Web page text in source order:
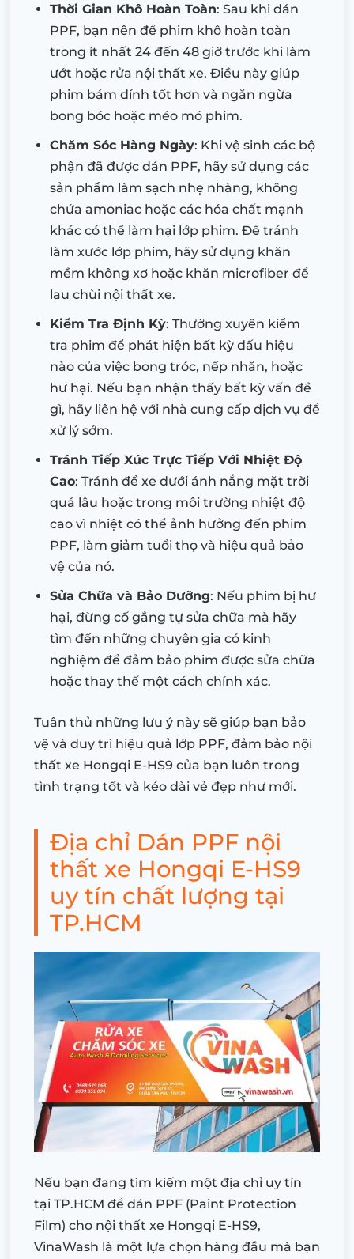
Thời Gian Khô Hoàn Toàn: Sau khi dán
PPF, bạn nên để phim khô hoàn toàn
trong ít nhất 24 đến 48 giờ trước khi làm
ướt hoặc rửa nội thất xe. Điều này giúp
phim bám dính tốt hơn và ngăn ngừa
bong bóc hoặc méo mó phim.
Chăm Sóc Hàng Ngày: Khi vệ sinh các bộ
phận đã được dán PPF, hãy sử dụng các
sản phẩm làm sạch nhẹ nhàng, không
chứa amoniac hoặc các hóa chất mạnh
khác có thể làm hại lớp phim. Để tránh
làm xước lớp phim, hãy sử dụng khăn
mềm không xơ hoặc khăn microfiber để
lau chùi nội thất xe.
Kiểm Tra Định Kỳ: Thường xuyên kiểm
tra phim để phát hiện bất kỳ dấu hiệu
nào của việc bong tróc, nếp nhăn, hoặc
hư hại. Nếu bạn nhận thấy bất kỳ vấn đề
gì, hãy liên hệ với nhà cung cấp dịch vụ để
xử lý sớm.
Tránh Tiếp Xúc Trực Tiếp Với Nhiệt Độ
Cao: Tránh để xe dưới ánh nắng mặt trời
quá lâu hoặc trong môi trường nhiệt độ
cao vì nhiệt có thể ảnh hưởng đến phim
PPF, làm giảm tuổi thọ và hiệu quả bảo
vệ của nó.
Sửa Chữa và Bảo Dưỡng: Nếu phim bị hư
hại, đừng cố gắng tự sửa chữa mà hãy
tìm đến những chuyên gia có kinh
nghiệm để đảm bảo phim được sửa chữa
hoặc thay thế một cách chính xác.
Tuân thủ những lưu ý này sẽ giúp bạn bảo
vệ và duy trì hiệu quả lớp PPF, đảm bảo nội
thất xe Hongqi E-HS9 của bạn luôn trong
tình trạng tốt và kéo dài vẻ đẹp như mới.
Địa chỉ Dán PPF nội
thất xe Hongqi E-HS9
uy tín chất lượng tại
TP.HCM
Nếu bạn đang tìm kiếm một địa chỉ uy tín
tại TP.HCM để dán PPF (Paint Protection
Film) cho nội thất xe Hongqi E-HS9,
VinaWash là một lựa chọn hàng đầu mà bạn